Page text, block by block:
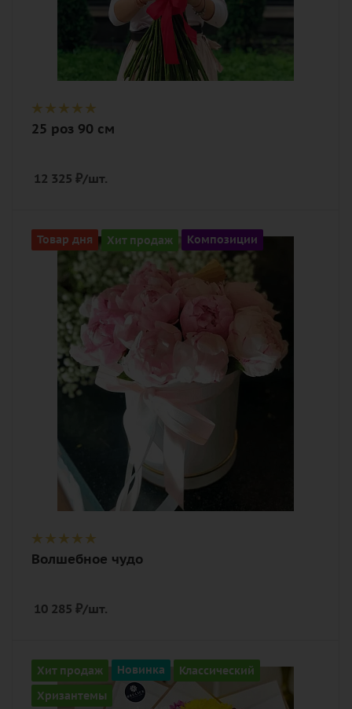
25 роз 90 см
12 325 ₽/шт.
Товар дня Хит продаж Композиции
Количество
11
нежный, розовый
Описание
пион, оазис, лента, шляпная коробка
Волшебное чудо
10 285 ₽/шт.
Хит продаж Новинка
Классический
Хризантемы
Количество
21